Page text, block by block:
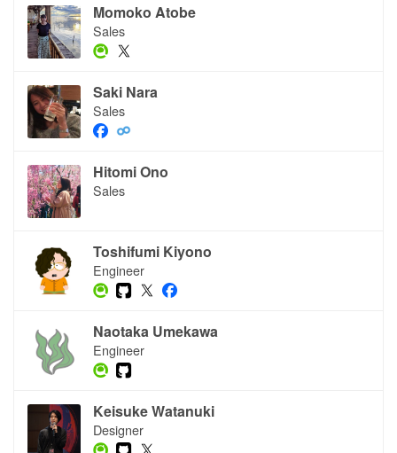
Momoko Atobe
Sales
Saki Nara
Sales
Hitomi Ono
Sales
Toshifumi Kiyono
Engineer
Naotaka Umekawa
Engineer
Keisuke Watanuki
Designer